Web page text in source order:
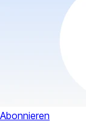
Abonnieren